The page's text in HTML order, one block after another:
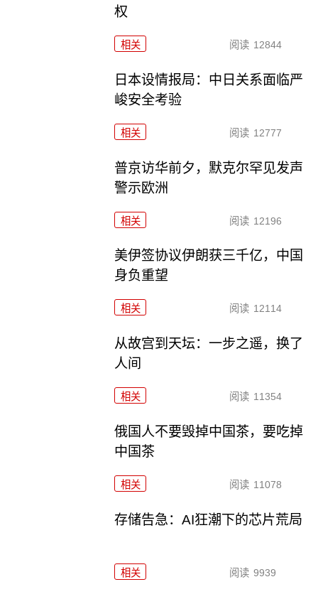
权
相关 阅读 12844
日本设情报局：中日关系面临严
峻安全考验
相关 阅读 12777
普京访华前夕，默克尔罕见发声
警示欧洲
相关 阅读 12196
美伊签协议伊朗获三千亿，中国
身负重望
相关 阅读 12114
从故宫到天坛：一步之遥，换了
人间
相关 阅读 11354
俄国人不要毁掉中国茶，要吃掉
中国茶
相关 阅读 11078
存储告急：AI狂潮下的芯片荒局
相关 阅读 9939